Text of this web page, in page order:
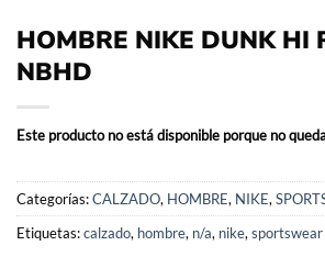
HOMBRE NIKE DUNK HI
NBHD
Este producto no está disponible porque no
Categorías:CALZADO, HOMBRE, NIKE,
Etiquetas:calzado, hombre, n/a, nike, sportswear